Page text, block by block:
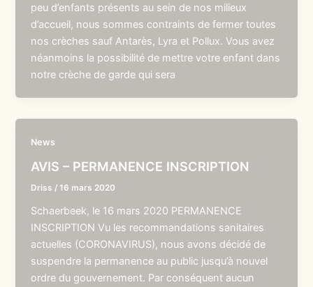
peu d’enfants présents au sein de nos milieux
d’accueil, nous sommes contraints de fermer toutes
nos crèches sauf Antarès, Lyra et Pollux. Vous avez
néanmoins la possibilité de mettre votre enfant dans
notre crèche de garde qui sera
News
AVIS – PERMANENCE INSCRIPTION
Driss /16 mars 2020
Schaerbeek, le 16 mars 2020 PERMANENCE
INSCRIPTION Vu les recommandations sanitaires
actuelles (CORONAVIRUS), nous avons décidé de
suspendre la permanence au public jusqu’à nouvel
ordre du gouvernement. Par conséquent aucun